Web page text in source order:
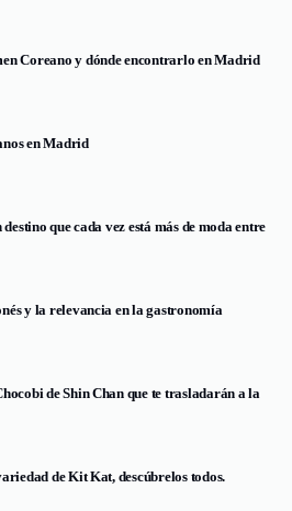
Coreano y dónde encontrarlo en Madrid
en Madrid
que cada vez está más de moda entre
y la relevancia en la gastronomía
de Shin Chan que te trasladarán a la
de Kit Kat, descúbrelos todos.